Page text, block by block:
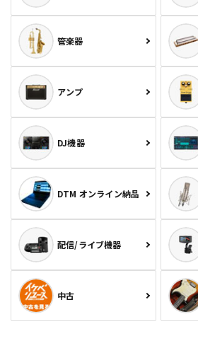
管楽器
アンプ
DJ機器
DTM オンライン納品
配信/ライブ機器
中古